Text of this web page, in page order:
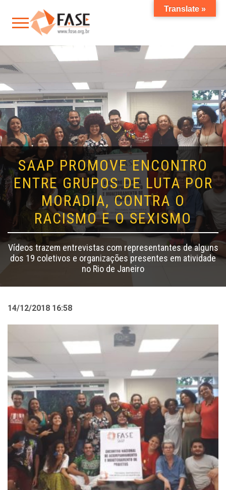
SAAP PROMOVE ENCONTRO
ENTRE GRUPOS DE LUTA POR
MORADIA, CONTRA O
RACISMO E O SEXISMO
Vídeos trazem entrevistas com representantes de alguns
dos 19 coletivos e organizações presentes em atividade
no Rio de Janeiro
14/12/2018 16:58
Translate »